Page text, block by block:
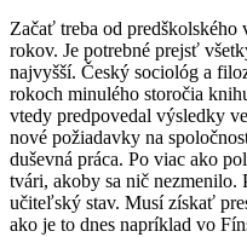
Začať treba od predškolského
rokov. Je potrebné prejsť
najvyšší. Český sociológ a
rokoch minulého storočia
vtedy predpovedal výsledky
nové požiadavky na
duševná práca. Po viac ako
tvári, akoby sa nič nezmenilo.
učiteľský stav. Musí získať
ako je to dnes napríklad vo